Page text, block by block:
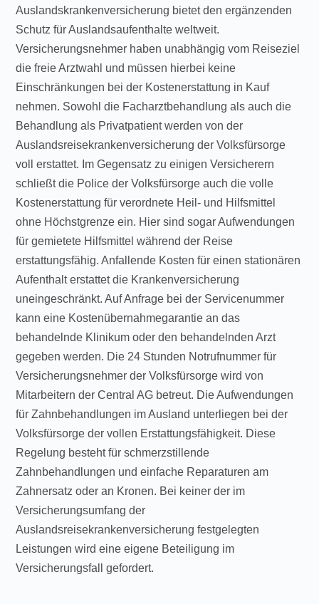
Auslandskrankenversicherung bietet den ergänzenden
Schutz für Auslandsaufenthalte weltweit.
Versicherungsnehmer haben unabhängig vom Reiseziel
die freie Arztwahl und müssen hierbei keine
Einschränkungen bei der Kostenerstattung in Kauf
nehmen. Sowohl die Facharztbehandlung als auch die
Behandlung als Privatpatient werden von der
Auslandsreisekrankenversicherung der Volksfürsorge
voll erstattet. Im Gegensatz zu einigen Versicherern
schließt die Police der Volksfürsorge auch die volle
Kostenerstattung für verordnete Heil- und Hilfsmittel
ohne Höchstgrenze ein. Hier sind sogar Aufwendungen
für gemietete Hilfsmittel während der Reise
erstattungsfähig. Anfallende Kosten für einen stationären
Aufenthalt erstattet die Krankenversicherung
uneingeschränkt. Auf Anfrage bei der Servicenummer
kann eine Kostenübernahmegarantie an das
behandelnde Klinikum oder den behandelnden Arzt
gegeben werden. Die 24 Stunden Notrufnummer für
Versicherungsnehmer der Volksfürsorge wird von
Mitarbeitern der Central AG betreut. Die Aufwendungen
für Zahnbehandlungen im Ausland unterliegen bei der
Volksfürsorge der vollen Erstattungsfähigkeit. Diese
Regelung besteht für schmerzstillende
Zahnbehandlungen und einfache Reparaturen am
Zahnersatz oder an Kronen. Bei keiner der im
Versicherungsumfang der
Auslandsreisekrankenversicherung festgelegten
Leistungen wird eine eigene Beteiligung im
Versicherungsfall gefordert.